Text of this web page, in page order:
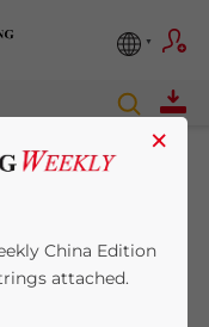
bei
×
China Edition
attached.